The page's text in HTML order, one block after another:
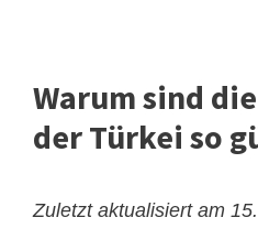
Warum sind
der Türkei so
Zuletzt aktualisiert am